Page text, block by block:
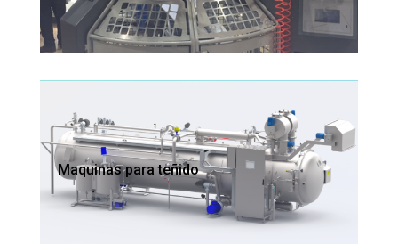
Maquinas para teñido